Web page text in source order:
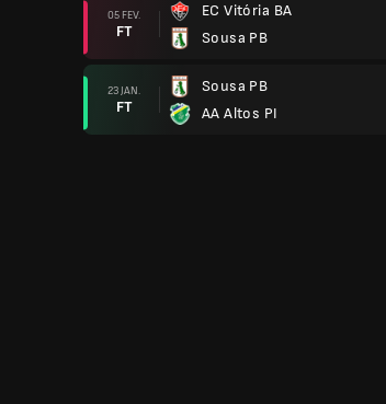
05 FEV.
FT
EC Vitória BA
Sousa PB
23 JAN.
FT
Sousa PB
AA Altos PI